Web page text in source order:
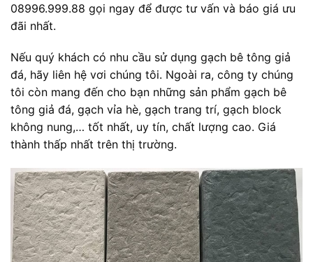
08996.999.88 gọi ngay để được tư vấn và báo giá ưu
đãi nhất.
Nếu quý khách có nhu cầu sử dụng gạch bê tông giả
đá, hãy liên hệ vơi chúng tôi. Ngoài ra, công ty chúng
tôi còn mang đến cho bạn những sản phẩm gạch bê
tông giả đá, gạch vỉa hè, gạch trang trí, gạch block
không nung,… tốt nhất, uy tín, chất lượng cao. Giá
thành thấp nhất trên thị trường.